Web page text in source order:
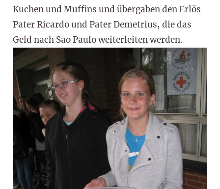
Kuchen und Muffins und übergaben den Erlös
Pater Ricardo und Pater Demetrius, die das
Geld nach Sao Paulo weiterleiten werden.